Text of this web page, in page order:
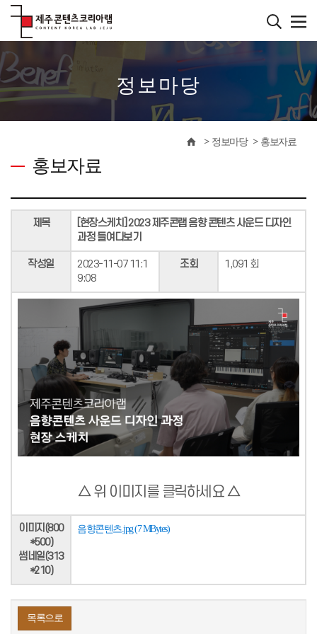
본
문
가
기
����������
정보마당
홍보자료
정보마당 홍보자료
제목
[현장스케치] 2023 제주콘랩 음향 콘텐츠 사운드 디자인
과정 들여다보기
작성일
2023-11-07 11:1
9:08
조회 1,091 회
△ 위 이미지를 클릭하세요 △
이미지(800
*500)
썸네일(313
*210)
음향콘텐츠.jpg (7 MBytes)
목록으로